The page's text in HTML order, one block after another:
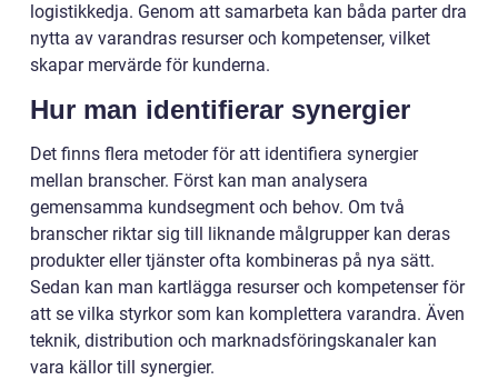
logistikkedja. Genom att samarbeta kan båda parter dra
nytta av varandras resurser och kompetenser, vilket
skapar mervärde för kunderna.
Hur man identifierar synergier
Det finns flera metoder för att identifiera synergier
mellan branscher. Först kan man analysera
gemensamma kundsegment och behov. Om två
branscher riktar sig till liknande målgrupper kan deras
produkter eller tjänster ofta kombineras på nya sätt.
Sedan kan man kartlägga resurser och kompetenser för
att se vilka styrkor som kan komplettera varandra. Även
teknik, distribution och marknadsföringskanaler kan
vara källor till synergier.